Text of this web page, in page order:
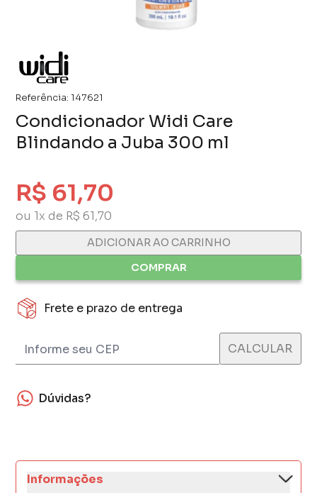
Referência: 147621
Condicionador Widi Care
Blindando a Juba 300 ml
R$ 61,70
ou 1x de R$ 61,70
ADICIONAR AO CARRINHO
COMPRAR
Frete e prazo de entrega
Dúvidas?
Informações